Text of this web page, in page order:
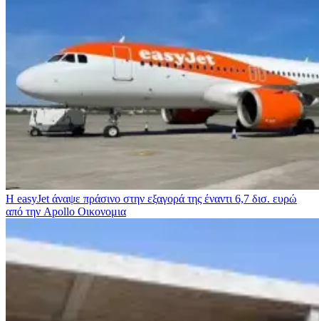
Η easyJet άναψε πράσινο στην εξαγορά της έναντι 6,7 δισ. ευρώ
από την Apollo Οικονομια